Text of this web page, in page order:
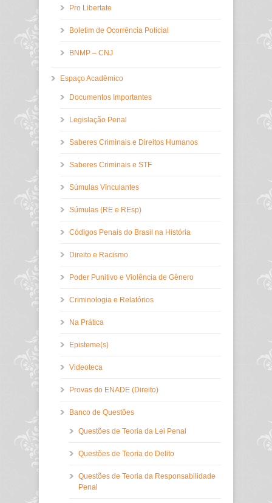
Pro Libertate
Boletim de Ocorrência Policial
BNMP – CNJ
Espaço Acadêmico
Documentos Importantes
Legislação Penal
Saberes Criminais e Direitos Humanos
Saberes Criminais e STF
Súmulas Vinculantes
Súmulas (RE e REsp)
Códigos Penais do Brasil na História
Direito e Racismo
Poder Punitivo e Violência de Gênero
Criminologia e Relatórios
Na Prática
Episteme(s)
Videoteca
Provas do ENADE (Direito)
Banco de Questões
Questões de Teoria da Lei Penal
Questões de Teoria do Delito
Questões de Teoria da Responsabilidade
Penal